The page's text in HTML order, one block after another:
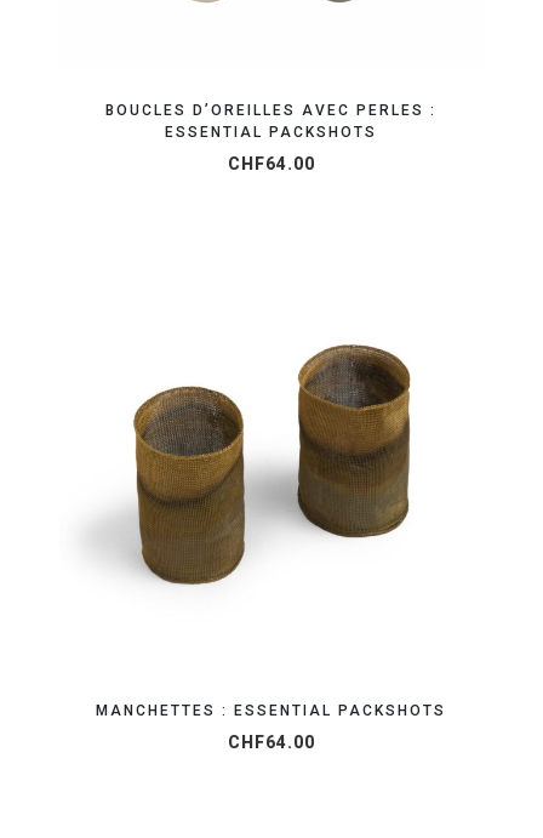
BOUCLES D’OREILLES AVEC PERLES :
ESSENTIAL PACKSHOTS
CHF64.00
OBTENEZ VOTRE DEVIS EN 24H
MANCHETTES : ESSENTIAL PACKSHOTS
CHF64.00